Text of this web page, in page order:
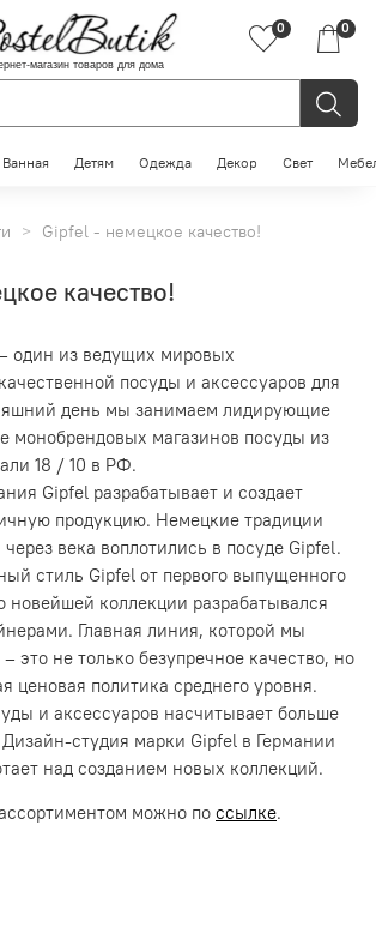
магазин товаров для дома
0 0
Ванная Детям Одежда Декор Свет
Gipfel - немецкое качество!
качество!
один из ведущих мировых
посуды и аксессуаров для
день мы занимаем лидирующие
монобрендовых магазинов посуды из
18 / 10 в РФ.
Gipfel разрабатывает и создает
продукцию. Немецкие традиции
через века воплотились в посуде Gipfel.
стиль Gipfel от первого выпущенного
новейшей коллекции разрабатывался
Главная линия, которой мы
это не только безупречное качество, но
ценовая политика среднего уровня.
и аксессуаров насчитывает больше
студия марки Gipfel в Германии
над созданием новых коллекций.
можно по ссылке.